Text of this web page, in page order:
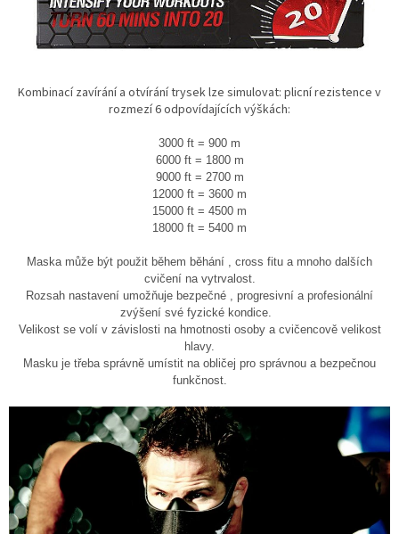
Kombinací zavírání a otvírání trysek lze simulovat: plicní rezistence v
rozmezí 6 odpovídajících výškách:
3000 ft = 900 m
6000 ft = 1800 m
9000 ft = 2700 m
12000 ft = 3600 m
15000 ft = 4500 m
18000 ft = 5400 m
Maska může být použit během běhání , cross fitu a mnoho dalších
cvičení na vytrvalost.
Rozsah nastavení umožňuje bezpečné , progresivní a profesionální
zvýšení své fyzické kondice.
Velikost se volí v závislosti na hmotnosti osoby a cvičencově velikost
hlavy.
Masku je třeba správně umístit na obličej pro správnou a bezpečnou
funkčnost.